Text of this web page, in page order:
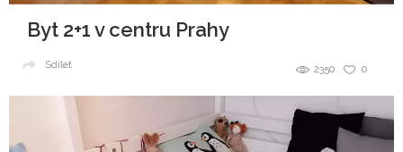
Byt 2+1 v centru Prahy
0
2350
Sdílet